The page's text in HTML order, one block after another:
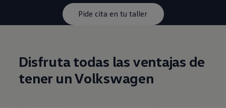
Pide cita en tu taller
Disfruta todas las ventajas de
tener unVolkswagen